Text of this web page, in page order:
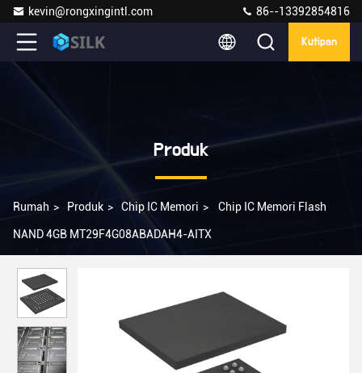
kevin@rongxingintl.com 86--13392854816
Kutipan
Produk
Rumah > Produk > Chip IC Memori > Chip IC Memori Flash
NAND 4GB MT29F4G08ABADAH4-AITX